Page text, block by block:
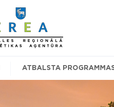
ATBALSTA